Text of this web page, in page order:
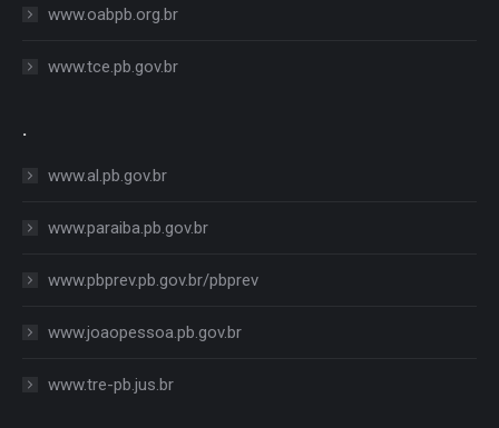
www.oabpb.org.br
www.tce.pb.gov.br
.
www.al.pb.gov.br
www.paraiba.pb.gov.br
www.pbprev.pb.gov.br/pbprev
www.joaopessoa.pb.gov.br
www.tre-pb.jus.br